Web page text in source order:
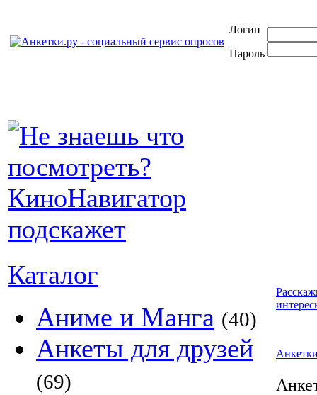
Логин
Пароль
Каталог
Аниме и Манга (40)
Анкеты для друзей
(69)